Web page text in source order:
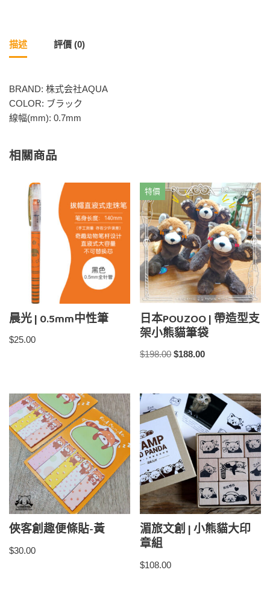
描述 評價 (0)
BRAND: 株式会社AQUA
COLOR: ブラック
線幅(mm): 0.7mm
相關商品
晨光 | 0.5mm中性筆
$25.00
特價
日本POUZOO | 帶造型支
架小熊貓筆袋
$198.00 $188.00
俠客創趣便條貼-黃
$30.00
湄旅文創 | 小熊貓大印
章組
$108.00